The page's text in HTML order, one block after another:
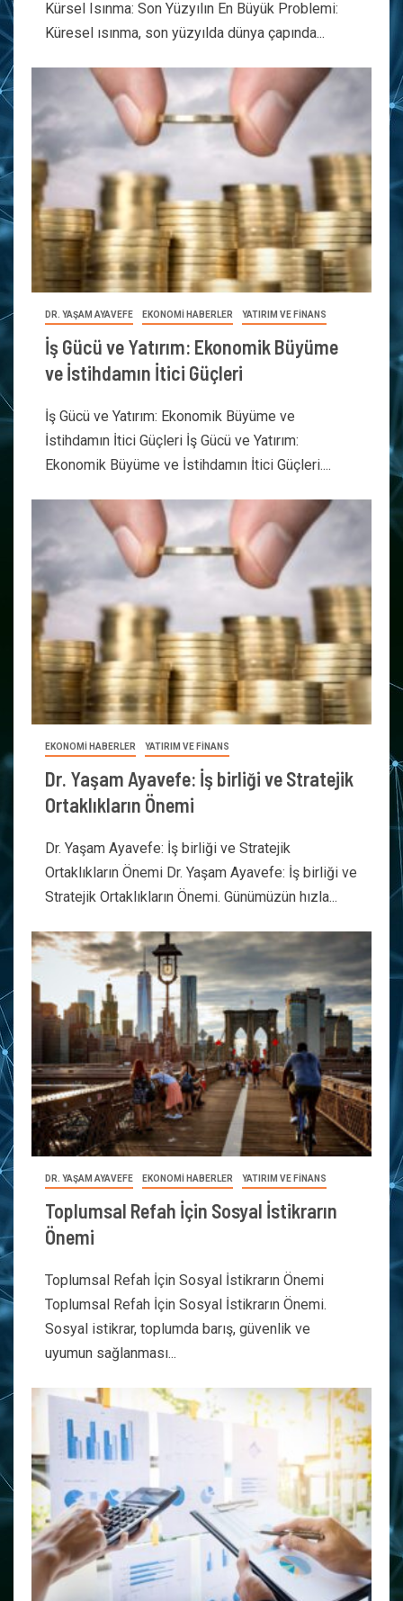
Kürsel Isınma: Son Yüzyılın En Büyük Problemi:
Küresel ısınma, son yüzyılda dünya çapında...
DR. YAŞAM AYAVEFE EKONOMİ HABERLER YATIRIM VE FİNANS
İş Gücü ve Yatırım: Ekonomik Büyüme
ve İstihdamın İtici Güçleri
İş Gücü ve Yatırım: Ekonomik Büyüme ve
İstihdamın İtici Güçleri İş Gücü ve Yatırım:
Ekonomik Büyüme ve İstihdamın İtici Güçleri....
EKONOMİ HABERLER YATIRIM VE FİNANS
Dr. Yaşam Ayavefe: İş birliği ve Stratejik
Ortaklıkların Önemi
Dr. Yaşam Ayavefe: İş birliği ve Stratejik
Ortaklıkların Önemi Dr. Yaşam Ayavefe: İş birliği ve
Stratejik Ortaklıkların Önemi. Günümüzün hızla...
DR. YAŞAM AYAVEFE EKONOMİ HABERLER YATIRIM VE FİNANS
Toplumsal Refah İçin Sosyal İstikrarın
Önemi
Toplumsal Refah İçin Sosyal İstikrarın Önemi
Toplumsal Refah İçin Sosyal İstikrarın Önemi.
Sosyal istikrar, toplumda barış, güvenlik ve
uyumun sağlanması...